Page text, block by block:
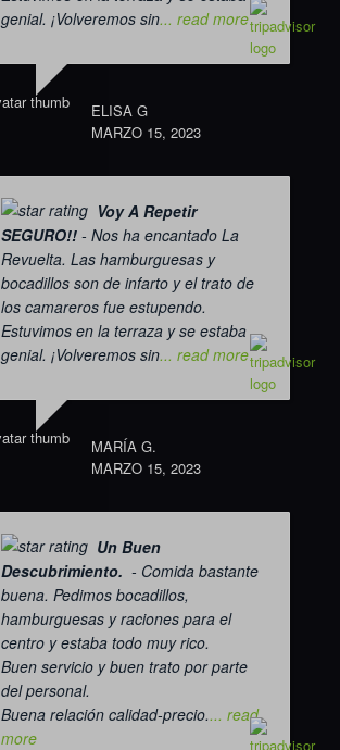
genial. ¡Volveremos sin... read more
ELISA G
MARZO 15, 2023
Voy A Repetir
SEGURO!! - Nos ha encantado La
Revuelta. Las hamburguesas y
bocadillos son de infarto y el trato de
los camareros fue estupendo.
Estuvimos en la terraza y se estaba
genial. ¡Volveremos sin... read more
MARÍA G.
MARZO 15, 2023
Un Buen
Descubrimiento. - Comida bastante
buena. Pedimos bocadillos,
hamburguesas y raciones para el
centro y estaba todo muy rico.
Buen servicio y buen trato por parte
del personal.
Buena relación calidad-precio.... read
more